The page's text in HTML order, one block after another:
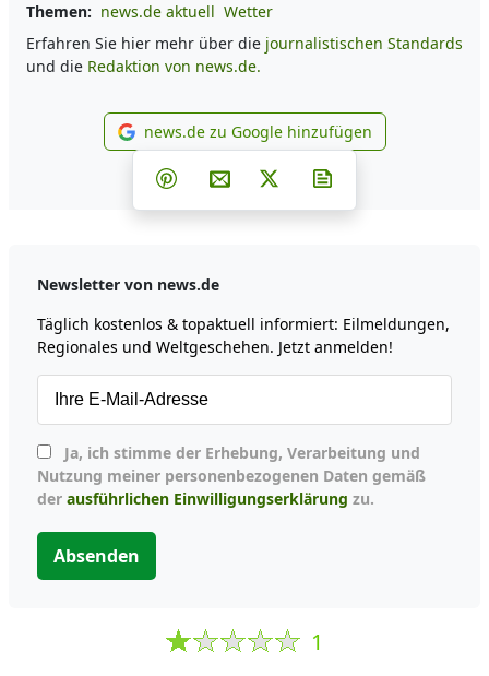
Themen: news.de aktuell Wetter
Erfahren Sie hier mehr über die journalistischen Standards
und die Redaktion von news.de.
news.de zu Google
news.de zu Google hinzufügen
Teilen auf Facebook
Teilen auf Whatsapp
Teilen auf Telegram
Teilen auf Pinterest
Per E-Mail teilen
Post auf X
Newsletter von news.de
Täglich kostenlos & topaktuell informiert: Eilmeldungen,
Regionales und Weltgeschehen. Jetzt anmelden!
Nutzung meiner personenbezogenen Daten gemäß
der ausführlichen Einwilligungserklärung zu.
Absenden
1